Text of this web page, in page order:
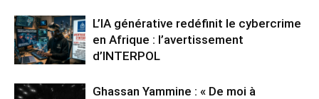
L’IA générative redéfinit le cybercrime
en Afrique : l’avertissement
d’INTERPOL
Ghassan Yammine : « De moi à